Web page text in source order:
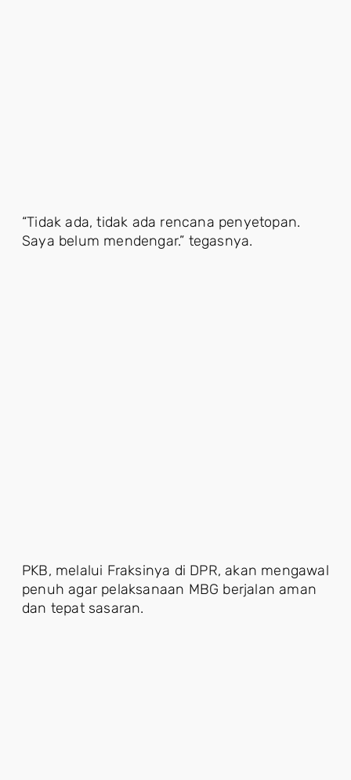
“Tidak ada, tidak ada rencana penyetopan.
Saya belum mendengar.” tegasnya.
PKB, melalui Fraksinya di DPR, akan mengawal
penuh agar pelaksanaan MBG berjalan aman
dan tepat sasaran.